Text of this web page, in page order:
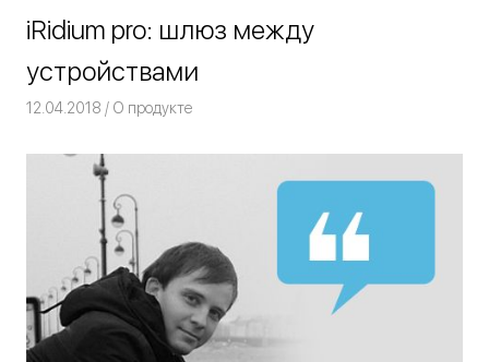
iRidium pro: шлюз между
устройствами
12.04.2018 Команда iRidium mobile
О продукте